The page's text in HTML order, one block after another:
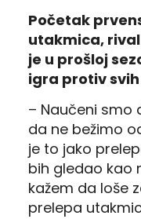
Početak
utakmica,
je u prošloj
igra protiv
– Naučeni smo
da ne bežimo
je to jako
bih gledao kao
kažem da loše
prelepa